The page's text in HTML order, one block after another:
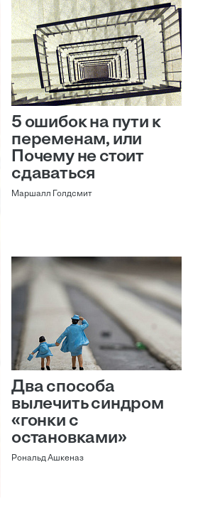
5 ошибок на пути к
переменам, или
Почему не стоит
сдаваться
Маршалл Голдсмит
Два способа
вылечить синдром
«гонки с
остановками»
Рональд Ашкеназ